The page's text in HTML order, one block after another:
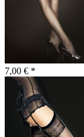
7,00 € *